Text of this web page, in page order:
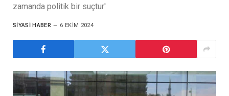
zamanda politik bir suçtur'
SIYASI HABER 6 EKIM 2024